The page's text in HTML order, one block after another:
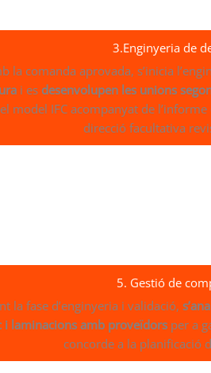
3.Enginyeria de
la comanda aprovada, s’inicia
i es desenvolupen les unions
model IFC acompanyat de
direcció facultativa
5. Gestió de
la fase d’enginyeria i validació,
i laminacions amb proveïdorsper a
concorde a la planificació